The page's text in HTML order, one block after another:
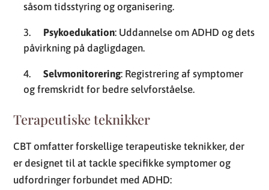
såsom tidsstyring og organisering.
Psykoedukation: Uddannelse om ADHD og dets
påvirkning på dagligdagen.
Selvmonitorering: Registrering af symptomer
og fremskridt for bedre selvforståelse.
Terapeutiske teknikker
CBT omfatter forskellige terapeutiske teknikker, der
er designet til at tackle specifikke symptomer og
udfordringer forbundet med ADHD: